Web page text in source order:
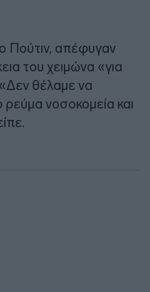
Πούτιν, απέφυγαν
του χειμώνα «για
θέλαμε να
νοσοκομεία και